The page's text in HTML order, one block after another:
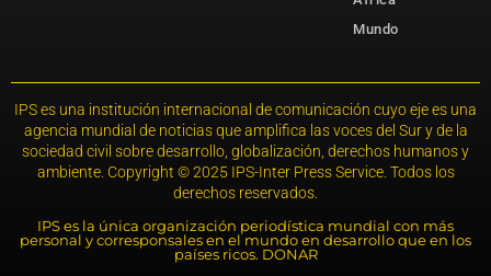
Mundo
IPS es una institución internacional de comunicación cuyo eje es una
agencia mundial de noticias que amplifica las voces del Sur y de la
sociedad civil sobre desarrollo, globalización, derechos humanos y
ambiente. Copyright © 2025 IPS-Inter Press Service. Todos los
derechos reservados.
IPS es la única organización periodística mundial con más
personal y corresponsales en el mundo en desarrollo que en los
países ricos. DONAR